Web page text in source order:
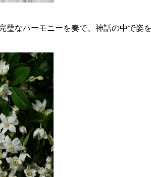
璧なハーモニーを奏で、神話の中で姿を